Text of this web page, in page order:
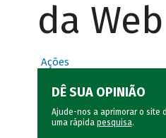
da Web
Ações
DÊ SUA OPINIÃO
Ajude-nos a aprimorar o site
uma rápida pesquisa.